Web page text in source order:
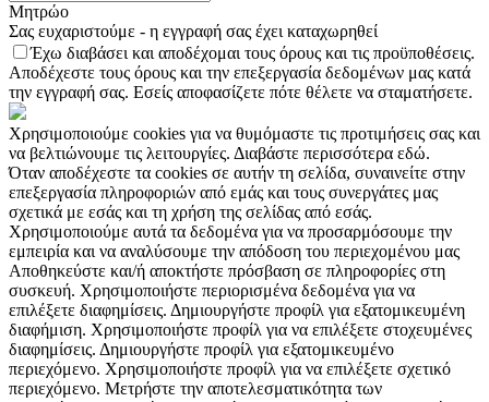
Μητρώο
Σας ευχαριστούμε - η εγγραφή σας έχει καταχωρηθεί
Έχω διαβάσει και αποδέχομαι τους όρους και τις προϋποθέσεις.
Αποδέχεστε τους όρους και την επεξεργασία δεδομένων μας κατά
την εγγραφή σας. Εσείς αποφασίζετε πότε θέλετε να σταματήσετε.
Χρησιμοποιούμε cookies για να θυμόμαστε τις προτιμήσεις σας και
να βελτιώνουμε τις λειτουργίες. Διαβάστε περισσότερα εδώ.
Όταν αποδέχεστε τα cookies σε αυτήν τη σελίδα, συναινείτε στην
επεξεργασία πληροφοριών από εμάς και τους συνεργάτες μας
σχετικά με εσάς και τη χρήση της σελίδας από εσάς.
Χρησιμοποιούμε αυτά τα δεδομένα για να προσαρμόσουμε την
εμπειρία και να αναλύσουμε την απόδοση του περιεχομένου μας
Αποθηκεύστε και/ή αποκτήστε πρόσβαση σε πληροφορίες στη
συσκευή. Χρησιμοποιήστε περιορισμένα δεδομένα για να
επιλέξετε διαφημίσεις. Δημιουργήστε προφίλ για εξατομικευμένη
διαφήμιση. Χρησιμοποιήστε προφίλ για να επιλέξετε στοχευμένες
διαφημίσεις. Δημιουργήστε προφίλ για εξατομικευμένο
περιεχόμενο. Χρησιμοποιήστε προφίλ για να επιλέξετε σχετικό
περιεχόμενο. Μετρήστε την αποτελεσματικότητα των